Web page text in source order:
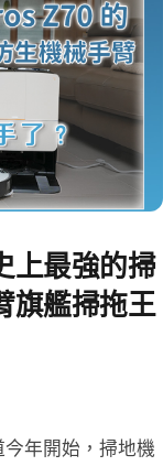
上最強的掃
旗艦掃拖王
年開始，掃地機